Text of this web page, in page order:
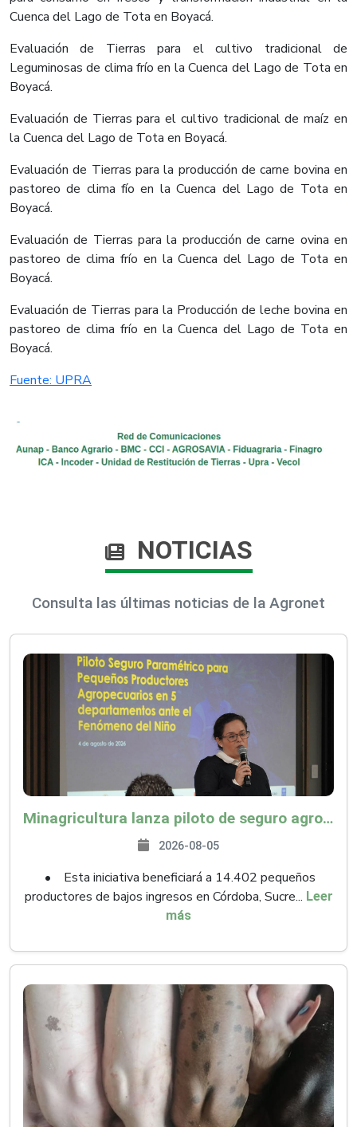
Cuenca del Lago de Tota en Boyacá.
Evaluación de Tierras para el cultivo tradicional de
Leguminosas de clima frío en la Cuenca del Lago de Tota en
Boyacá.
Evaluación de Tierras para el cultivo tradicional de maíz en
la Cuenca del Lago de Tota en Boyacá.
Evaluación de Tierras para la producción de carne bovina en
pastoreo de clima fío en la Cuenca del Lago de Tota en
Boyacá.
Evaluación de Tierras para la producción de carne ovina en
pastoreo de clima frío en la Cuenca del Lago de Tota en
Boyacá.
Evaluación de Tierras para la Producción de leche bovina en
pastoreo de clima frío en la Cuenca del Lago de Tota en
Boyacá.​
Fuente: UPRA​
NOTICIAS
Consulta las últimas noticias de la Agronet
Minagricultura lanza piloto de seguro agropecuario por $9.625 millones para proteger a más de 14.000 pequeños productores contra riesgos del Fenómeno de El Niño
2026-08-05
• Esta iniciativa beneficiará a 14.402 pequeños
productores de bajos ingresos en Córdoba, Sucre... Leer
más